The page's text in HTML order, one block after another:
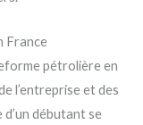
France
pétrolière en
l’entreprise et des
débutant se